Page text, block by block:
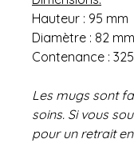
Hauteur : 95 mm
Diamètre : 82 mm
Contenance :
Les mugs sont
soins. Si vous
pour un retrait